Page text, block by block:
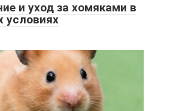
и уход за хомяками в
условиях